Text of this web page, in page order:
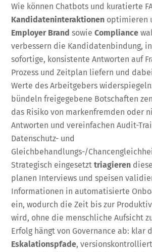
Wie können Chatbots und kuratierte
Kandidateninteraktionen optimieren
Employer Brand sowieCompliance
verbessern die Kandidatenbindung,
sofortige, konsistente Antworten auf
Prozess und Zeitplan liefern und
Werte des Arbeitgebers
bündeln freigegebene Botschaften
das Risiko von markenfremden oder
Antworten und vereinfachen Audit-
Datenschutz- und
Gleichbehandlungs-/
Strategisch eingesetzttriagieren
planen Interviews und speisen
Informationen in automatisierte
ein, wodurch die Zeit bis zur
wird, ohne die menschliche Aufsicht
Erfolg hängt von Governance ab: klar
Eskalationspfade,